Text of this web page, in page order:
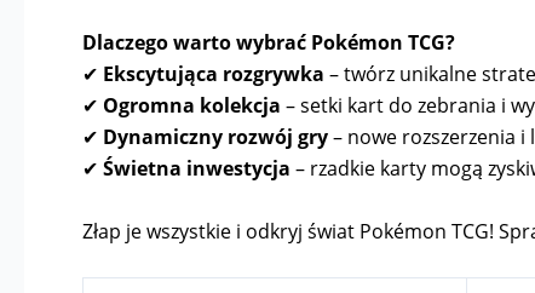
Dlaczego warto wybrać Pokémon TCG?
✔ Ekscytująca rozgrywka – twórz unikalne
✔ Ogromna kolekcja – setki kart do zebrania i
✔ Dynamiczny rozwój gry– nowe rozszerzenia
✔ Świetna inwestycja – rzadkie karty mogą
Złap je wszystkie i odkryj świat Pokémon TCG!